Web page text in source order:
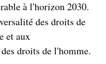
à l'horizon 2030.
des droits de
et aux
droits de l'homme.